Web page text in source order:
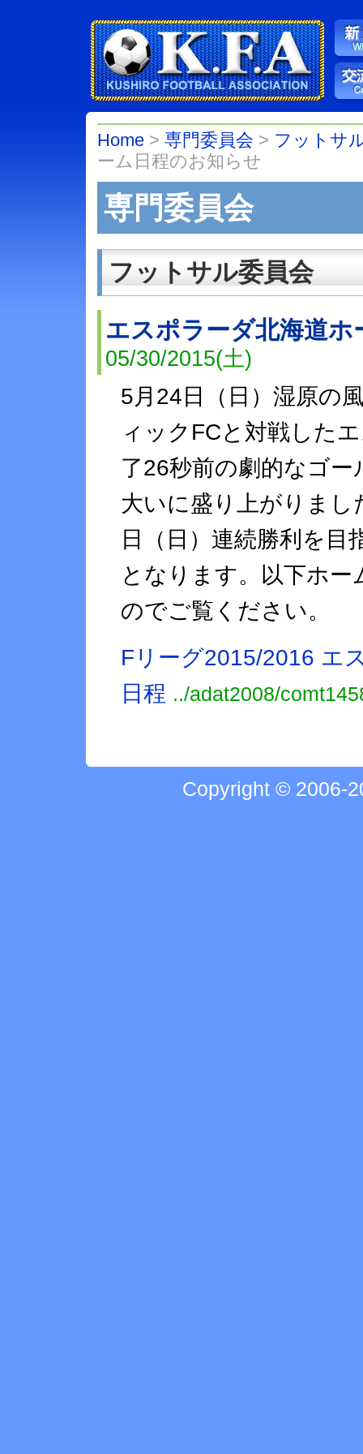
Home >専門委員会 > フットサ
ーム日程のお知らせ
専門委員会
フットサル委員会
エスポラーダ北海道
05/30/2015(土)
5月24日（日）湿原の
ィックFCと対戦した
了26秒前の劇的なゴ
大いに盛り上がりまし
日（日）連続勝利を
となります。以下ホ
のでご覧ください。
Fリーグ2015/2016 エ
日程 ../adat2008/
Copyright © 2006-